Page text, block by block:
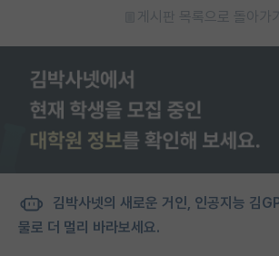
게시판 목록으로 돌아가기
김박사넷의 새로운 거인, 인공지능 김
물로 더 멀리 바라보세요.